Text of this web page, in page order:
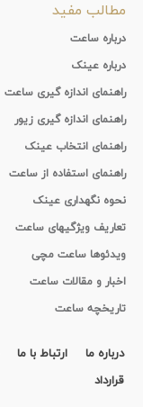
مطالب مفید
درباره ساعت
درباره عینک
راهنمای اندازه گیری ساعت
راهنمای اندازه گیری زیور
راهنمای انتخاب عینک
راهنمای استفاده از ساعت
نحوه نگهداری عینک
تعاریف ویژگیهای ساعت
ویدئوها ساعت مچی
اخبار و مقالات ساعت
تاریخچه ساعت
درباره ما ارتباط با ما
قرارداد